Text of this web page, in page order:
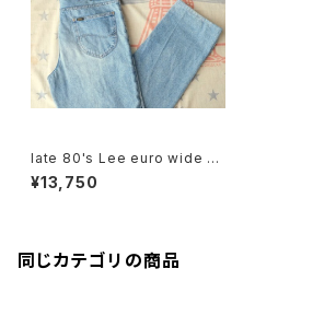
late 80's Lee euro wide d
enim Pants
¥13,750
同じカテゴリの商品